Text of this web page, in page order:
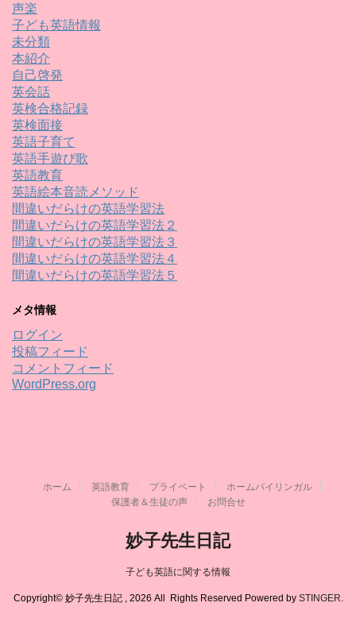
声楽
子ども英語情報
未分類
本紹介
自己啓発
英会話
英検合格記録
英検面接
英語子育て
英語手遊び歌
英語教育
英語絵本音読メソッド
間違いだらけの英語学習法
間違いだらけの英語学習法２
間違いだらけの英語学習法３
間違いだらけの英語学習法４
間違いだらけの英語学習法５
メタ情報
ログイン
投稿フィード
コメントフィード
WordPress.org
ホーム 英語教育 プライベート
ホームバイリンガル
保護者＆生徒の声
お問合せ
妙子先生日記
子ども英語に関する情報
Copyright© 妙子先生日記 , 2026 All Rights Reserved Powered by STINGER